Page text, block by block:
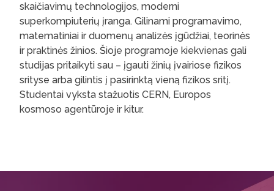
skaičiavimų technologijos, moderni
superkompiuterių įranga. Gilinami programavimo,
matematiniai ir duomenų analizės įgūdžiai, teorinės
ir praktinės žinios. Šioje programoje kiekvienas gali
studijas pritaikyti sau – įgauti žinių įvairiose fizikos
srityse arba gilintis į pasirinktą vieną fizikos sritį.
Studentai vyksta stažuotis CERN, Europos
kosmoso agentūroje ir kitur.